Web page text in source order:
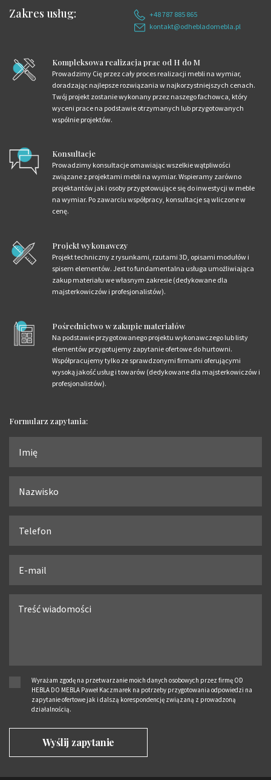
Zakres usług:
+48 787 885 865
kontakt@odhebladomebla.pl
Kompleksowa realizacja prac od H do M
Prowadzimy Cię przez cały proces realizacji mebli na wymiar,
doradzając najlepsze rozwiązania w najkorzystniejszych cenach.
Twój projekt zostanie wykonany przez naszego fachowca, który
wyceni prace na podstawie otrzymanych lub przygotowanych
wspólnie projektów.
Konsultacje
Prowadzimy konsultacje omawiając wszelkie wątpliwości
związane z projektami mebli na wymiar. Wspieramy zarówno
projektantów jak i osoby przygotowujące się do inwestycji w meble
na wymiar. Po zawarciu współpracy, konsultacje są wliczone w
cenę.
Projekt wykonawczy
Projekt techniczny z rysunkami, rzutami 3D, opisami modułów i
spisem elementów. Jest to fundamentalna usługa umożliwiająca
zakup materiału we własnym zakresie (dedykowane dla
majsterkowiczów i profesjonalistów).
Pośrednictwo w zakupie materiałów
Na podstawie przygotowanego projektu wykonawczego lub listy
elementów przygotujemy zapytanie ofertowe do hurtowni.
Współpracujemy tylko ze sprawdzonymi firmami oferującymi
wysoką jakość usług i towarów (dedykowane dla majsterkowiczów i
profesjonalistów).
Formularz zapytania:
Wyrażam zgodę na przetwarzanie moich danych osobowych przez firmę OD
HEBLA DO MEBLA Paweł Kaczmarek na potrzeby przygotowania odpowiedzi na
zapytanie ofertowe jak i dalszą korespondencję związaną z prowadzoną
działalnością.